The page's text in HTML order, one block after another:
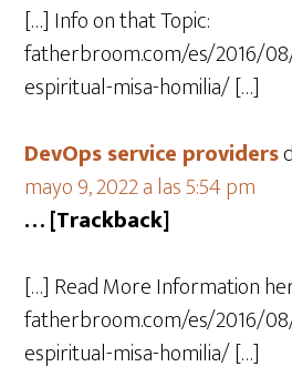
[…] Info on that Topic:
fatherbroom.com/es/2016/
espiritual-misa-homilia/ […]
DevOps service providers
mayo 9, 2022 a las 5:54 pm
… [Trackback]
[…] Read More Information
fatherbroom.com/es/2016/
espiritual-misa-homilia/ […]